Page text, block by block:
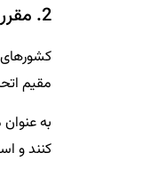
2. مقررات مدیریت و سهامداری
کشورهای
مقیم
به عنوان
کنند و